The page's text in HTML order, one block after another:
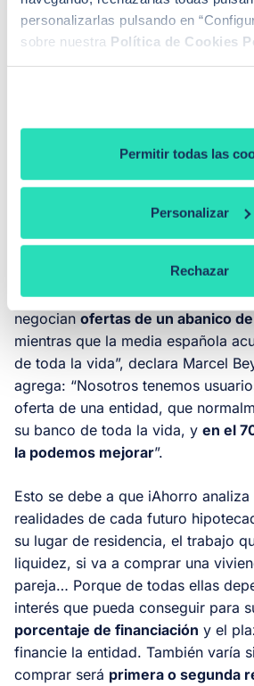
personalizarlas pulsando en
sobre nuestra Política de Cookies
Permitir todas las
Personalizar
Rechazar
“Las ofertas de los bancos es lo
futuro hipotecado puede aspirar si
información”, declara el CEO de
añade el CEO del comparador
encontrar lo que deseas”.
“El 70% de las
"Las personas que acuden a
negocian ofertas de un abanico
mientras que la media española
de toda la vida”, declara Marcel
agrega: “Nosotros tenemos
oferta de una entidad, que
su banco de toda la vida, y en el
la podemos mejorar”.
Esto se debe a que iAhorro
realidades de cada futuro
su lugar de residencia, el trabajo
liquidez, si va a comprar una
pareja… Porque de todas ellas
interés que pueda conseguir para
porcentaje de financiación y el
financie la entidad. También varía
comprar será primera o segunda